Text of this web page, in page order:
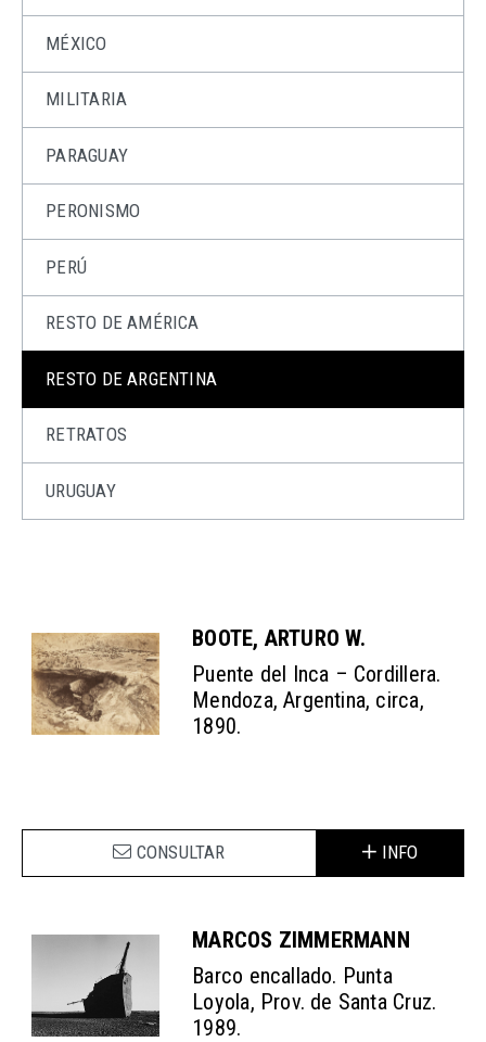
MÉXICO
MILITARIA
PARAGUAY
PERONISMO
PERÚ
RESTO DE AMÉRICA
RESTO DE ARGENTINA
RETRATOS
URUGUAY
BOOTE, ARTURO W.
Puente del Inca – Cordillera.
Mendoza, Argentina, circa,
1890.
CONSULTAR INFO
MARCOS ZIMMERMANN
Barco encallado. Punta
Loyola, Prov. de Santa Cruz.
1989.